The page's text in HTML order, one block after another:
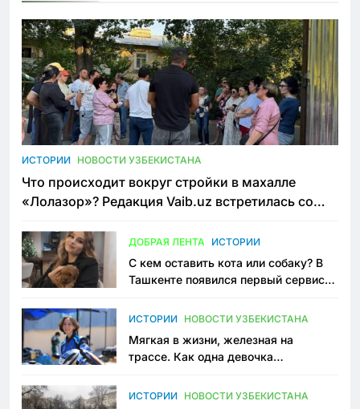
ИСТОРИИ НОВОСТИ УЗБЕКИСТАНА
Что происходит вокруг стройки в махалле
«Лолазор»? Редакция Vaib.uz встретилась со
ДОБРАЯ ЛЕНТА ИСТОРИИ
С кем оставить кота или собаку? В
Ташкенте появился первый сервис
ИСТОРИИ НОВОСТИ УЗБЕКИСТАНА
Мягкая в жизни, железная на
трассе. Как одна девочка
Узбекистане
ИСТОРИИ НОВОСТИ УЗБЕКИСТАНА